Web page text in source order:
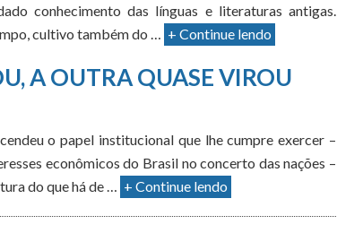
conhecimento das línguas e literaturas antigas.
cultivo também do … + Continue lendo
A OUTRA QUASE VIROU
o papel institucional que lhe cumpre exercer –
econômicos do Brasil no concerto das nações –
do que há de … + Continue lendo